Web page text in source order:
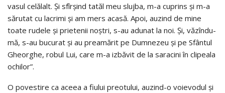
vasul celălalt. Şi sfîrşind tatăl meu slujba, m-a cuprins şi m-a
sărutat cu lacrimi şi am mers acasă. Apoi, auzind de mine
toate rudele şi prietenii noştri, s-au adunat la noi. Şi, văzîndu-
mă, s-au bucurat şi au preamărit pe Dumnezeu şi pe Sfântul
Gheorghe, robul Lui, care m-a izbăvit de la saracini în clipeala
ochilor”.
O povestire ca aceea a fiului preotului, auzind-o voievodul şi